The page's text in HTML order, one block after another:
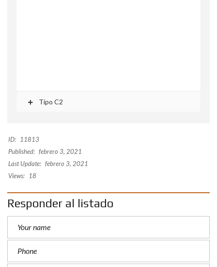
Tipo C2
ID:
11813
Published: febrero 3, 2021
Last Update: febrero 3, 2021
Views:
18
Responder al listado